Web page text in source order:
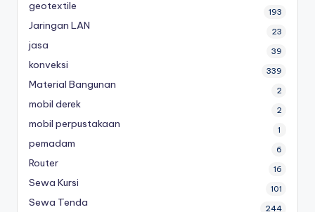
geotextile 193
Jaringan LAN 23
jasa 39
konveksi 339
Material Bangunan 2
mobil derek 2
mobil perpustakaan 1
pemadam 6
Router 16
Sewa Kursi 101
Sewa Tenda 244